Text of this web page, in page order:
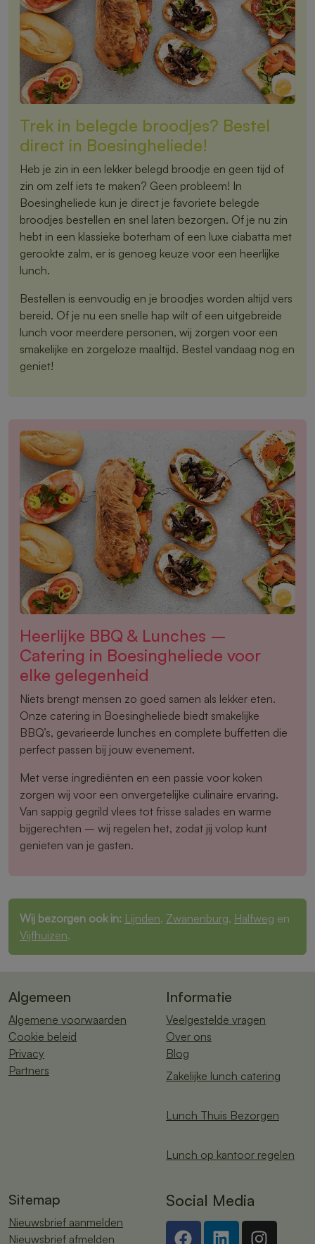
Trek in belegde broodjes? Bestel
direct in Boesingheliede!
Heb je zin in een lekker belegd broodje en geen tijd of
zin om zelf iets te maken? Geen probleem! In
Boesingheliede kun je direct je favoriete belegde
broodjes bestellen en snel laten bezorgen. Of je nu zin
hebt in een klassieke boterham of een luxe ciabatta met
gerookte zalm, er is genoeg keuze voor een heerlijke
lunch.
Bestellen is eenvoudig en je broodjes worden altijd vers
bereid. Of je nu een snelle hap wilt of een uitgebreide
lunch voor meerdere personen, wij zorgen voor een
smakelijke en zorgeloze maaltijd. Bestel vandaag nog en
geniet!
Heerlijke BBQ & Lunches –
Catering in Boesingheliede voor
elke gelegenheid
Niets brengt mensen zo goed samen als lekker eten.
Onze catering in Boesingheliede biedt smakelijke
BBQ’s, gevarieerde lunches en complete buffetten die
perfect passen bij jouw evenement.
Met verse ingrediënten en een passie voor koken
zorgen wij voor een onvergetelijke culinaire ervaring.
Van sappig gegrild vlees tot frisse salades en warme
bijgerechten – wij regelen het, zodat jij volop kunt
genieten van je gasten.
Wij bezorgen ook in: Lijnden, Zwanenburg, Halfweg en
Vijfhuizen.
Algemeen
Algemene voorwaarden
Cookie beleid
Privacy
Partners
Informatie
Veelgestelde vragen
Over ons
Blog
Zakelijke lunch catering
Lunch Thuis Bezorgen
Lunch op kantoor regelen
Sitemap
Nieuwsbrief aanmelden
Nieuwsbrief afmelden
Social Media